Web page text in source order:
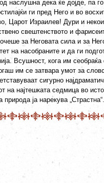
наслушна дека ќе дојде, па
ги пред Него и во
Царот Израилев! Дури и
свештенството и
за Неговата сила и за
на насобраните и да ги
Всушност, кога им
им се затвара умот за
сигурно
на најтешката седмица во
ја нарекува „Страстна“.